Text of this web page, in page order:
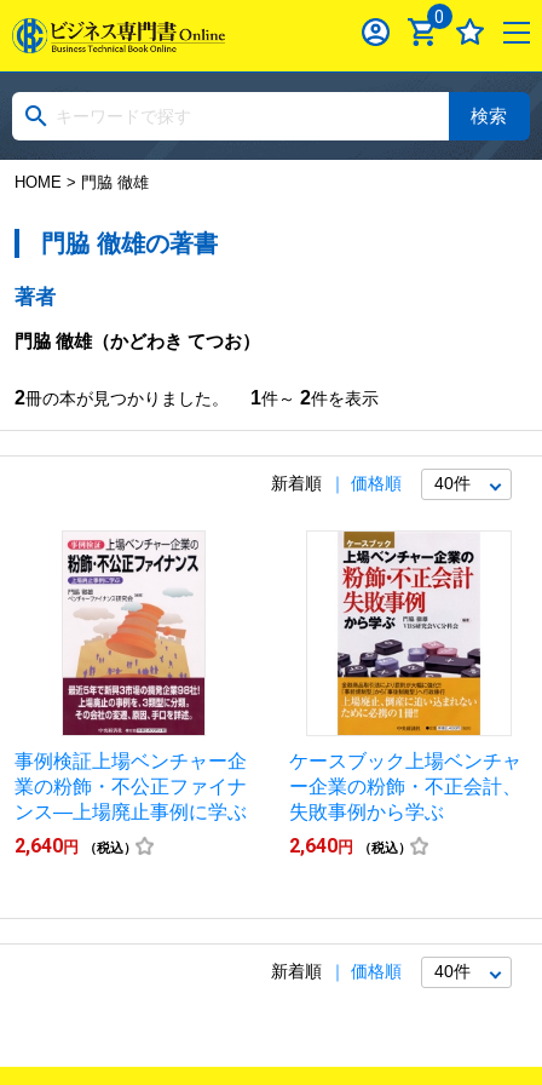
0
検索
HOME> 門脇 徹雄
門脇 徹雄の著書
著者
門脇 徹雄（かどわき てつお）
2冊の本が見つかりました。 1件～ 2件を表示
新着順 価格順
事例検証上場ベンチャー企
業の粉飾・不公正ファイナ
ンス―上場廃止事例に学ぶ
2,640円 （税込）
ケースブック上場ベンチャ
ー企業の粉飾・不正会計、
失敗事例から学ぶ
2,640円 （税込）
新着順 価格順